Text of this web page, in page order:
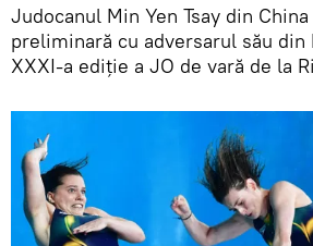
Judocanul Min Yen Tsay din
preliminară cu adversarul său din
XXXI-a ediție a JO de vară de la